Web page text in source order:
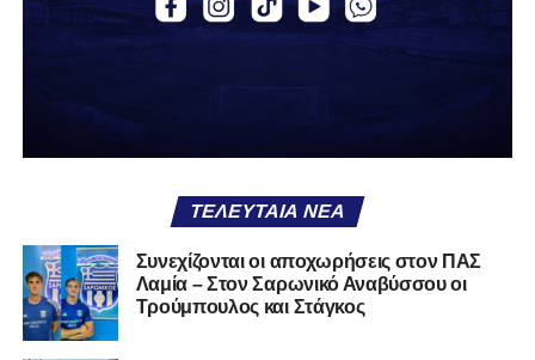
ΤΕΛΕΥΤΑΊΑ ΝΈΑ
Συνεχίζονται οι αποχωρήσεις στον ΠΑΣ
Λαμία – Στον Σαρωνικό Αναβύσσου οι
Τρούμπουλος και Στάγκος